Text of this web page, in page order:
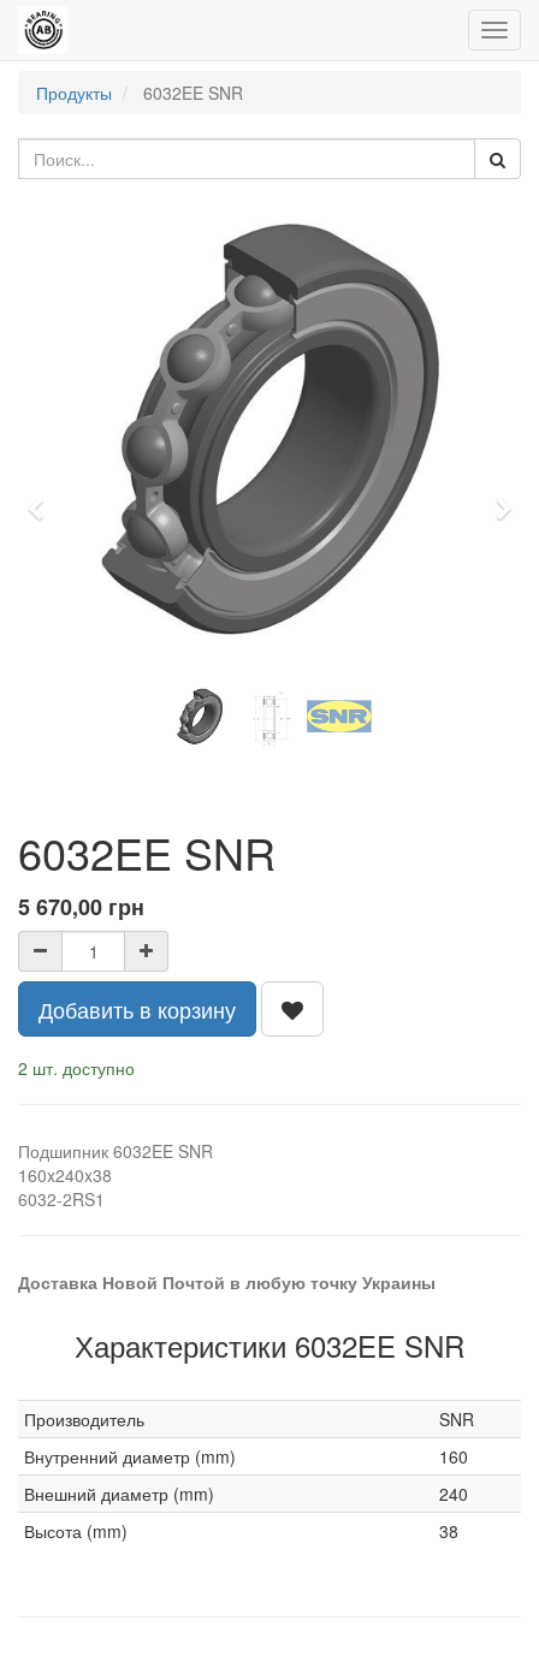
Продукты
6032EE SNR
Previous
6032EE SNR
5 670,00 грн
Добавить в корзину
2 шт. доступно
Подшипник 6032EE SNR
160x240x38
6032-2RS1
Доставка Новой Почтой в любую точку Украины
Характеристики 6032EE SNR
Производитель
SNR
Внутренний диаметр (mm)
160
Внешний диаметр (mm)
240
Высота (mm)
38